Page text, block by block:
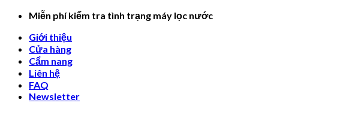
Skip
content
Miễn phí kiểm tra tình trạng máy lọc nước
Giới thiệu
Cửa hàng
Cẩm nang
Liên hệ
FAQ
Newsletter